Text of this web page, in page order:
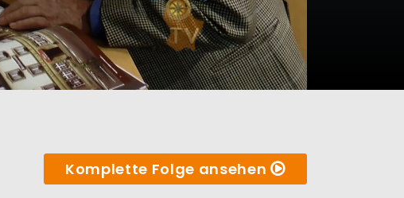
Komplette Folge ansehen